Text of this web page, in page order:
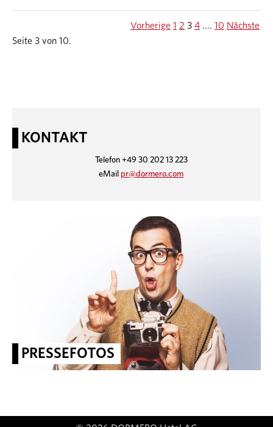
Seite 3 von 10.
Vorherige 1 2 3 4 .... 10 Nächste
KONTAKT
Telefon +49 30 202 13 223
eMail pr@dormero.com
PRESSEFOTOS